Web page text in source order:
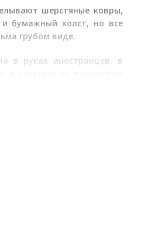
шерстяные ковры,
бумажный холст, но все
грубом виде.
в руках иностранцев, в